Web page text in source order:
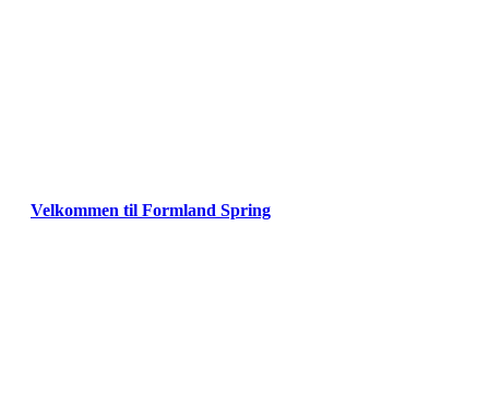
Velkommen til Formland Spring